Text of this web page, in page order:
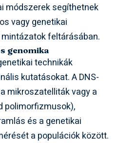
módszerek segíthetnek
vagy genetikai
feltárásában.
genomika
technikák
kutatásokat. A DNS-
mikroszatelliták vagy a
polimorfizmusok),
és a genetikai
a populációk között.